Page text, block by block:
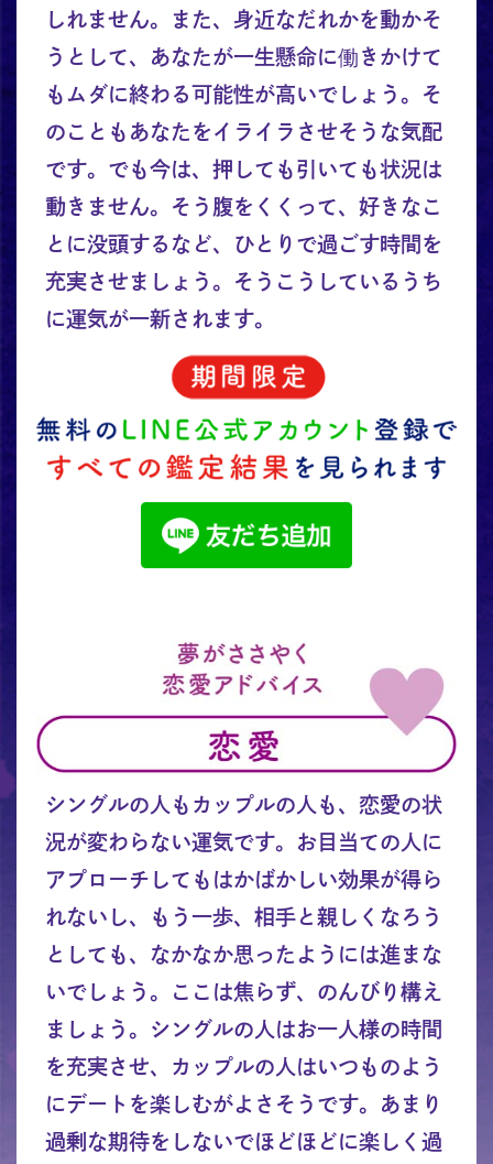
しれません。また、身近なだれかを動かそ
うとして、あなたが一生懸命に働きかけて
もムダに終わる可能性が高いでしょう。そ
のこともあなたをイライラさせそうな気配
です。でも今は、押しても引いても状況は
動きません。そう腹をくくって、好きなこ
とに没頭するなど、ひとりで過ごす時間を
充実させましょう。そうこうしているうち
に運気が一新されます。
シングルの人もカップルの人も、恋愛の状
況が変わらない運気です。お目当ての人に
アプローチしてもはかばかしい効果が得ら
れないし、もう一歩、相手と親しくなろう
としても、なかなか思ったようには進まな
いでしょう。ここは焦らず、のんびり構え
ましょう。シングルの人はお一人様の時間
を充実させ、カップルの人はいつものよう
にデートを楽しむがよさそうです。あまり
過剰な期待をしないでほどほどに楽しく過